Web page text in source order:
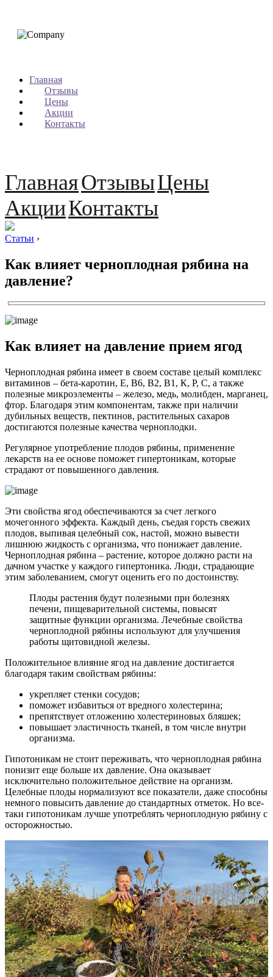
Главная
Отзывы
Цены
Акции
Контакты
ГлавнаяОтзывыЦены
АкцииКонтакты
Статьи ›
Как влияет черноплодная рябина на
давление?
Как влияет на давление прием ягод
Черноплодная рябина имеет в своем составе целый комплекс
витаминов – бета-каротин, Е, В6, В2, В1, К, Р, С, а также
полезные микроэлементы – железо, медь, молибден, марганец,
фтор. Благодаря этим компонентам, также при наличии
дубильных веществ, пектинов, растительных сахаров
достигаются полезные качества черноплодки.
Регулярное употребление плодов рябины, применение
лекарств на ее основе поможет гипертоникам, которые
страдают от повышенного давления.
Эти свойства ягод обеспечиваются за счет легкого
мочегонного эффекта. Каждый день, съедая горсть свежих
плодов, выпивая целебный сок, настой, можно вывести
лишнюю жидкость с организма, что понижает давление.
Черноплодная рябина – растение, которое должно расти на
дачном участке у каждого гипертоника. Люди, страдающие
этим заболеванием, смогут оценить его по достоинству.
Плоды растения будут полезными при болезнях
печени, пищеварительной системы, повысят
защитные функции организма. Лечебные свойства
черноплодной рябины используют для улучшения
работы щитовидной железы.
Положительное влияние ягод на давление достигается
благодаря таким свойствам рябины:
укрепляет стенки сосудов;
поможет избавиться от вредного холестерина;
препятствует отложению холестериновых бляшек;
повышает эластичность тканей, в том числе внутри
организма.
Гипотоникам не стоит переживать, что черноплодная рябина
понизит еще больше их давление. Она оказывает
исключительно положительное действие на организм.
Целебные плоды нормализуют все показатели, даже способны
немного повысить давление до стандартных отметок. Но все-
таки гипотоникам лучше употреблять черноплодную рябину с
осторожностью.